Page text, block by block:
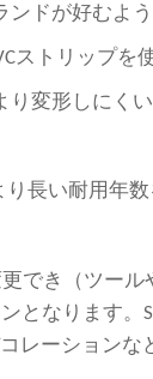
ドが好むよ
ストリップ
変形しにくい
長い耐用年数
でき（ツー
となります
レーションな